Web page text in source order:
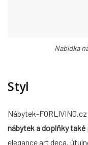
Nabídka
Styl
Nábytek-
nábytek a doplňky
elegance art deca,